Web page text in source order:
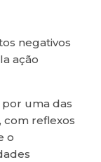
negativos
ação
por uma das
com reflexos
o